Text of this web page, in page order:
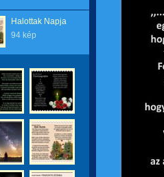
Halottak Napja
94 kép